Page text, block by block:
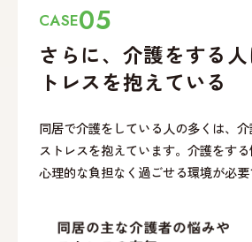
CASE05
さらに、介護をする
トレスを抱えている
同居で介護をしている人の多くは、
ストレスを抱えています。介護をする
心理的な負担なく過ごせる環境が必要